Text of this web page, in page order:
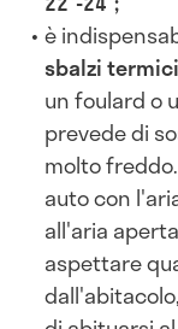
è
sbalzi termici
un foulard o
prevede di
molto
auto con
all'aria
aspettare